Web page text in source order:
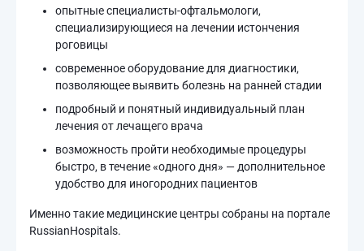
опытные специалисты-офтальмологи,
специализирующиеся на лечении истончения
роговицы
современное оборудование для диагностики,
позволяющее выявить болезнь на ранней стадии
подробный и понятный индивидуальный план
лечения от лечащего врача
возможность пройти необходимые процедуры
быстро, в течение «одного дня» — дополнительное
удобство для иногородних пациентов
Именно такие медицинские центры собраны на портале
RussianHospitals.